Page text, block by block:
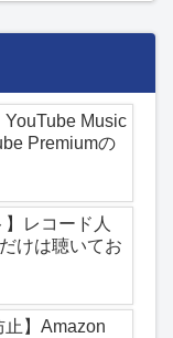
YouTube Music
Premiumの
】レコード人
けは聴いてお
止】Amazon